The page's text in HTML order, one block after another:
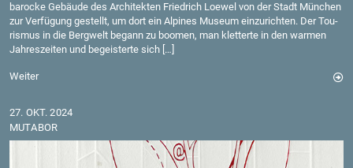
ba­ro­cke Ge­bäu­de des Ar­chi­tek­ten Fried­rich Loewel von der Stadt Mün­chen
zur Ver­fü­gung ge­stellt, um dort ein Al­pi­nes Mu­se­um ein­zu­rich­ten. Der Tou­
ris­mus in die Berg­welt be­gann zu boo­men, man klet­ter­te in den war­men
Jah­res­zei­ten und be­geis­ter­te sich […]
Wei­ter
27. OKT. 2024
MU­TA­BOR